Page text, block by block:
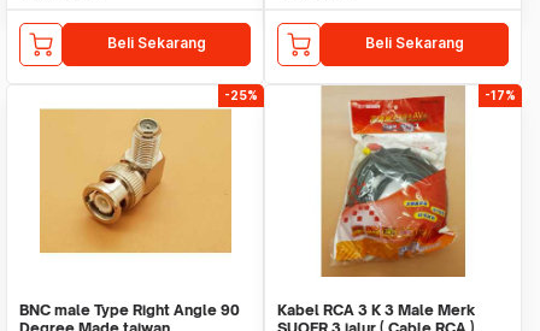
Beli Sekarang Beli Sekarang
-25%
BNC male Type Right Angle 90
Degree Made taiwan
-17%
Kabel RCA 3 K 3 Male Merk
SUOER 3 jalur ( Cable RCA )